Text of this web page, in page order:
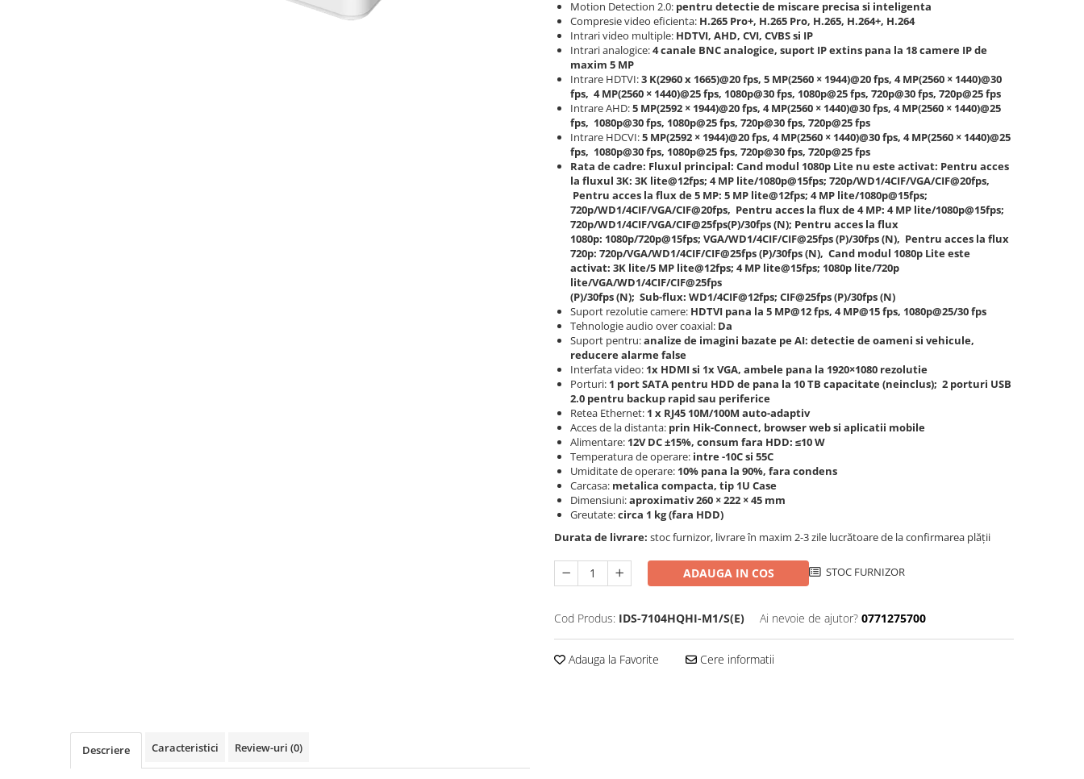
Motion Detection 2.0: pentru detectie de miscare precisa si inteligenta
Compresie video eficienta: H.265 Pro+, H.265 Pro, H.265, H.264+, H.264
Intrari video multiple: HDTVI, AHD, CVI, CVBS si IP
Intrari analogice:4 canale BNC analogice, suport IP extins pana la 18 camere IP de
maxim 5 MP
Intrare HDTVI:3 K(2960 x 1665)@20 fps, 5 MP(2560 × 1944)@20 fps, 4 MP(2560 × 1440)@30
fps, 4 MP(2560 × 1440)@25 fps, 1080p@30 fps, 1080p@25 fps, 720p@30 fps, 720p@25 fps
Intrare AHD:5 MP(2592 × 1944)@20 fps, 4 MP(2560 × 1440)@30 fps, 4 MP(2560 × 1440)@25
fps, 1080p@30 fps, 1080p@25 fps, 720p@30 fps, 720p@25 fps
Intrare HDCVI:5 MP(2592 × 1944)@20 fps, 4 MP(2560 × 1440)@30 fps, 4 MP(2560 × 1440)@25
fps, 1080p@30 fps, 1080p@25 fps, 720p@30 fps, 720p@25 fps
Rata de cadre: Fluxul principal: Cand modul 1080p Lite nu este activat: Pentru acces
la fluxul 3K: 3K lite@12fps; 4 MP lite/1080p@15fps; 720p/WD1/4CIF/VGA/CIF@20fps,
Pentru acces la flux de 5 MP: 5 MP lite@12fps; 4 MP lite/1080p@15fps;
720p/WD1/4CIF/VGA/CIF@20fps, Pentru acces la flux de 4 MP: 4 MP lite/1080p@15fps;
720p/WD1/4CIF/VGA/CIF@25fps(P)/30fps (N); Pentru acces la flux
1080p: 1080p/720p@15fps; VGA/WD1/4CIF/CIF@25fps (P)/30fps (N), Pentru acces la flux
720p: 720p/VGA/WD1/4CIF/CIF@25fps (P)/30fps (N), Cand modul 1080p Lite este
activat: 3K lite/5 MP lite@12fps; 4 MP lite@15fps; 1080p lite/720p
lite/VGA/WD1/4CIF/CIF@25fps
(P)/30fps (N); Sub-flux: WD1/4CIF@12fps; CIF@25fps (P)/30fps (N)
Suport rezolutie camere: HDTVI pana la 5 MP@12 fps, 4 MP@15 fps, 1080p@25/30 fps
Tehnologie audio over coaxial: Da
Suport pentru:analize de imagini bazate pe AI: detectie de oameni si vehicule,
reducere alarme false
Interfata video: 1x HDMI si 1x VGA, ambele pana la 1920×1080 rezolutie
Porturi: 1 port SATA pentru HDD de pana la 10 TB capacitate (neinclus); 2 porturi USB
2.0 pentru backup rapid sau periferice
Retea Ethernet: 1 x RJ45 10M/100M auto-adaptiv
Acces de la distanta: prin Hik-Connect, browser web si aplicatii mobile
Alimentare: 12V DC ±15%, consum fara HDD: ≤10 W
Temperatura de operare: intre -10C si 55C
Umiditate de operare: 10% pana la 90%, fara condens
Carcasa: metalica compacta, tip 1U Case
Dimensiuni:aproximativ 260 × 222 × 45 mm
Greutate:circa 1 kg (fara HDD)
Durata de livrare: stoc furnizor, livrare în maxim 2-3 zile lucrătoare de la confirmarea plății
ADAUGA IN COS STOC FURNIZOR
Cod Produs: IDS-7104HQHI-M1/S(E) Ai nevoie de ajutor? 0771275700
Adauga la Favorite Cere informatii
Descriere Caracteristici Review-uri (0)